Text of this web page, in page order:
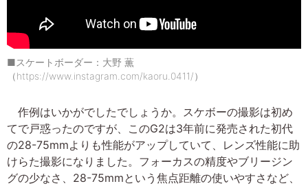
■スケートボーダー：大野 薫
（https://www.instagram.com/kaoru.0411/）
作例はいかがでしたでしょうか。スケボーの撮影は初め
てで戸惑ったのですが、このG2は3年前に発売された初代
の28-75mmよりも性能がアップしていて、レンズ性能に助
けらた撮影になりました。フォーカスの精度やブリージン
グの少なさ、28-75mmという焦点距離の使いやすさなど、